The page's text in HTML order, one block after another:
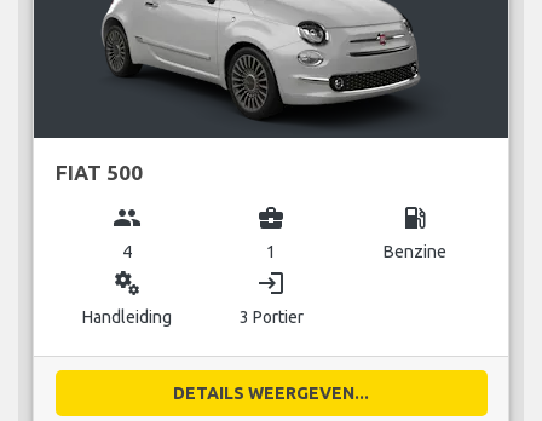
FIAT 500
group
4
business_center
1
local_gas_station
Benzine
miscellaneous_services
Handleiding
login
3 Portier
DETAILS WEERGEVEN...